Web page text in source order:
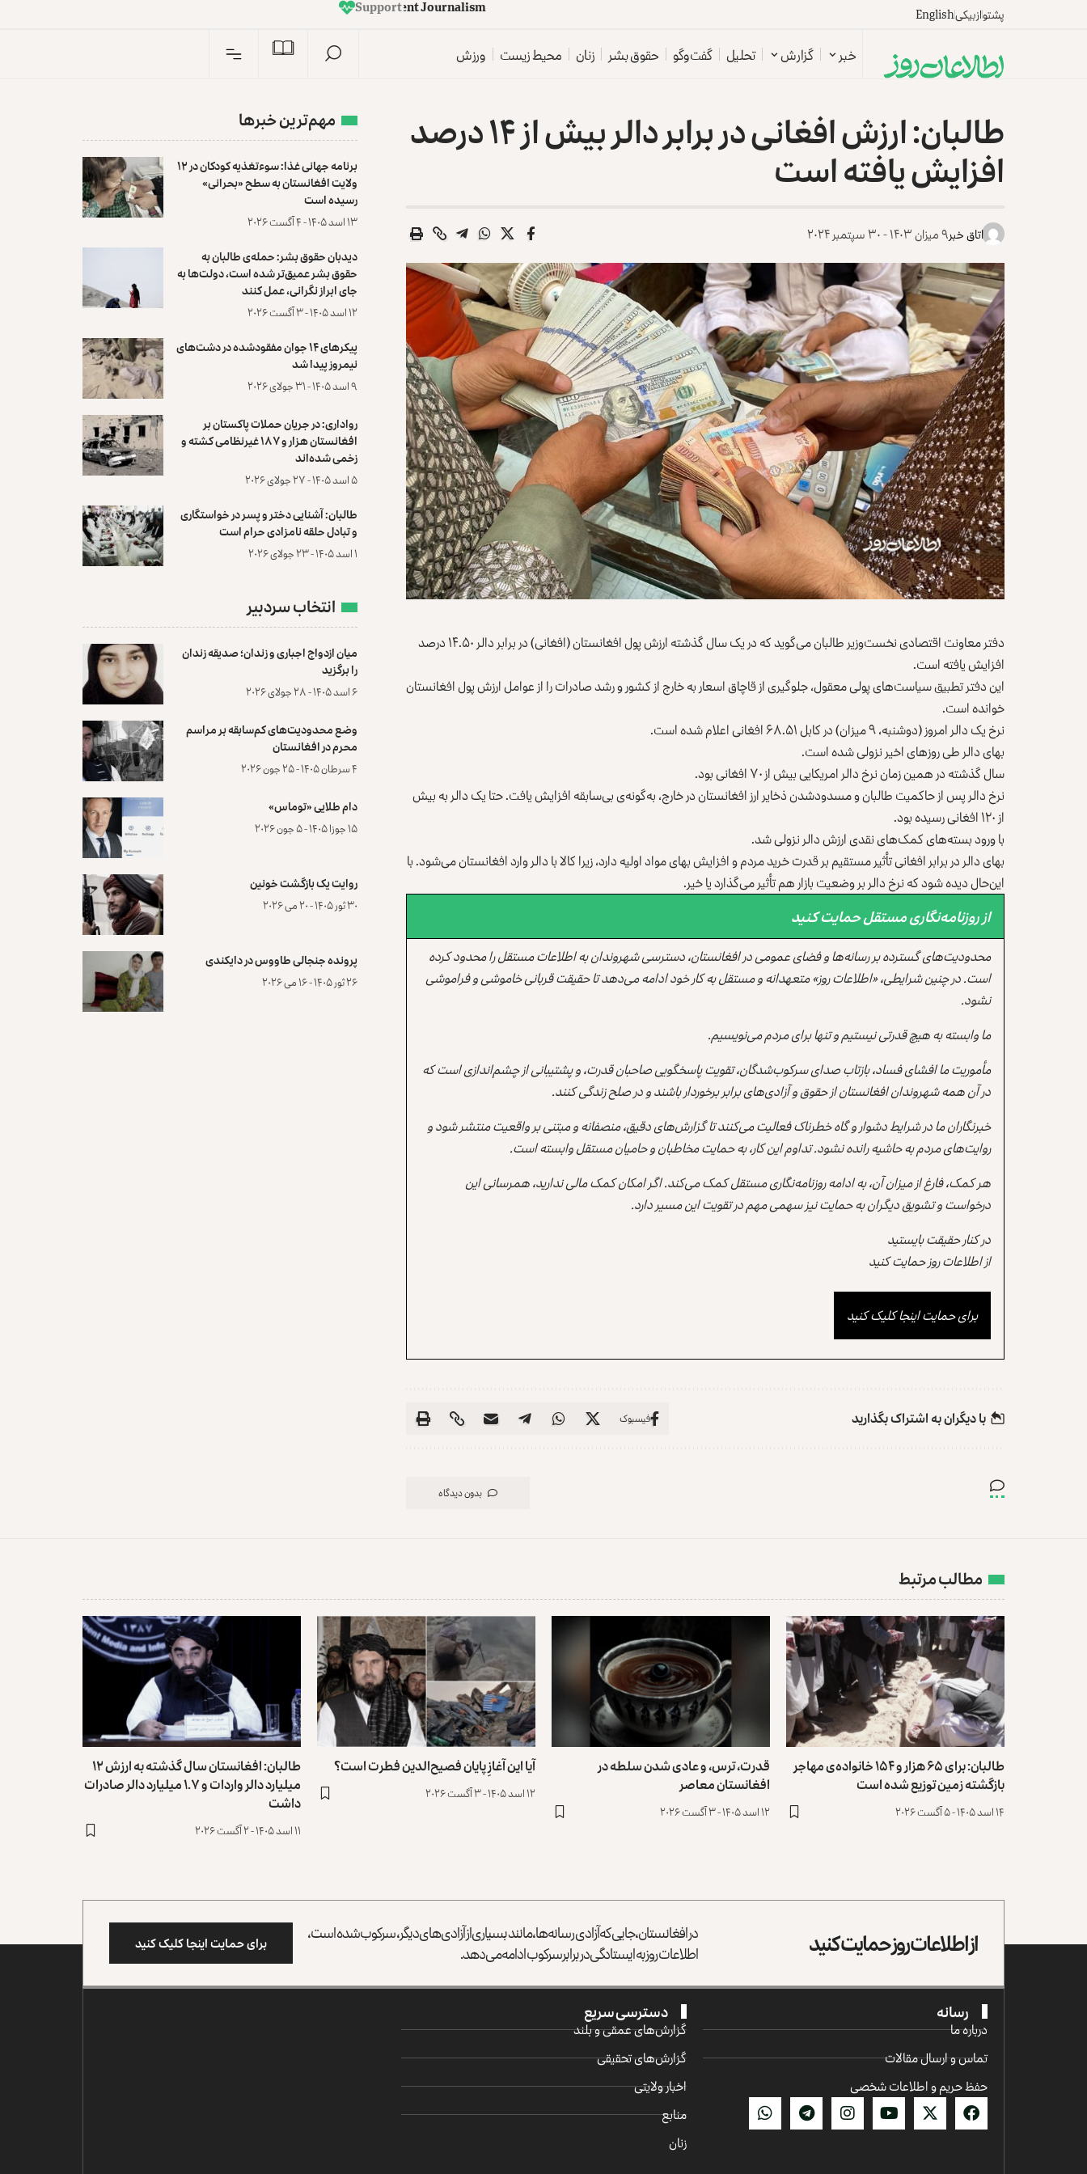
پشتوازبیکیEnglish
m
s
i
l
a
n
r
u
o
J
t
n
e
d
n
e
p
e
d
n
ISupport
خبر گزارش تحلیل گفت‌وگو حقوق بشر زنان محیط زیست ورزش
طالبان: ارزش افغانی در برابر دالر بیش از ۱۴ درصد
افزایش یافته است
اتاق خبر۹ میزان ۱۴۰۳ - ۳۰ سپتمبر ۲۰۲۴
دفتر معاونت اقتصادی نخست‌وزیر طالبان می‌گوید که در یک سال گذشته ارزش پول افغانستان (افغانی) در برابر دالر ۱۴.۵۰ درصد
افزایش یافته است.
این دفتر تطبیق سیاست‌های پولی معقول، جلوگیری از قاچاق اسعار به خارج از کشور و رشد صادرات را از عوامل ارزش پول افغانستان
خوانده است.
نرخ یک دالر امروز (دوشنبه، ۹ میزان) در کابل ۶۸.۵۱ افغانی اعلام شده است.
بهای دالر طی روزهای اخیر نزولی شده است.
سال گذشته در همین زمان نرخ دالر امریکایی بیش از ۷۰ افغانی بود.
نرخ دالر پس از حاکمیت طالبان و مسدودشدن ذخایر ارز افغانستان در خارج، به‌گونه‌ی بی‌سابقه افزایش یافت. حتا یک دالر به بیش
از ۱۲۰ افغانی رسیده بود.
با ورود بسته‌های کمک‌های نقدی ارزش دالر نزولی شد.
بهای دالر در برابر افغانی تأثیر مستقیم بر قدرت خرید مردم و افزایش بهای مواد اولیه دارد، زیرا کالا با دالر وارد افغانستان می‌شود. با
این‌حال دیده شود که نرخ دالر بر وضعیت بازار هم تأثیر می‌گذارد یا خیر.
از روزنامه‌نگاری مستقل حمایت کنید
محدودیت‌های گسترده بر رسانه‌ها و فضای عمومی در افغانستان، دسترسی شهروندان به اطلاعات مستقل را محدود کرده
است. در چنین شرایطی، «اطلاعات روز» متعهدانه و مستقل به کار خود ادامه می‌دهد تا حقیقت قربانی خاموشی و فراموشی
نشود.
ما وابسته به هیچ قدرتی نیستیم و تنها برای مردم می‌نویسیم.
مأموریت ما افشای فساد، بازتاب صدای سرکوب‌شدگان، تقویت پاسخگویی صاحبان قدرت، و پشتیبانی از چشم‌اندازی است که
در آن همه شهروندان افغانستان از حقوق و آزادی‌های برابر برخوردار باشند و در صلح زندگی کنند.
خبرنگاران ما در شرایط دشوار و گاه خطرناک فعالیت می‌کنند تا گزارش‌های دقیق، منصفانه و مبتنی بر واقعیت منتشر شود و
روایت‌های مردم به حاشیه رانده نشود. تداوم این کار، به حمایت مخاطبان و حامیان مستقل وابسته است.
هر کمک، فارغ از میزان آن، به ادامه روزنامه‌نگاری مستقل کمک می‌کند. اگر امکان کمک مالی ندارید، همرسانی این
درخواست و تشویق دیگران به حمایت نیز سهمی مهم در تقویت این مسیر دارد.
در کنار حقیقت بایستید
از اطلاعات روز حمایت کنید
برای حمایت اینجا کلیک کنید
با دیگران به‌‌ اشتراک بگذارید فیسبوک
بدون دیدگاه
مهم‌ترین خبرها
برنامه جهانی غذا: سوءتغذیه کودکان در ۱۲
ولایت افغانستان به سطح «بحرانی»
رسیده است
۱۳ اسد ۱۴۰۵ - ۴ آگست ۲۰۲۶
دیدبان حقوق بشر: حمله‌ی طالبان به
حقوق بشر عمیق‌تر شده است، دولت‌ها به
جای ابراز نگرانی، عمل کنند
۱۲ اسد ۱۴۰۵ - ۳ آگست ۲۰۲۶
پیکرهای ۱۴ جوان مفقودشده در دشت‌های
نیمروز پیدا شد
۹ اسد ۱۴۰۵ - ۳۱ جولای ۲۰۲۶
رواداری: در جریان حملات پاکستان بر
افغانستان هزار و ۱۸۷ غیرنظامی کشته و
زخمی شده‌اند
۵ اسد ۱۴۰۵ - ۲۷ جولای ۲۰۲۶
طالبان: آشنایی دختر و پسر در خواستگاری
و تبادل حلقه نامزادی حرام است
۱ اسد ۱۴۰۵ - ۲۳ جولای ۲۰۲۶
انتخاب سردبیر
میان ازدواج اجباری و زندان؛ صدیقه زندان
را برگزید
۶ اسد ۱۴۰۵ - ۲۸ جولای ۲۰۲۶
وضع محدودیت‌های کم‌سابقه بر مراسم
محرم در افغانستان
۴ سرطان ۱۴۰۵ - ۲۵ جون ۲۰۲۶
دام طلایی «توماس»
۱۵ جوزا ۱۴۰۵ - ۵ جون ۲۰۲۶
روایت یک بازگشت خونین
۳۰ ثور ۱۴۰۵ - ۲۰ می ۲۰۲۶
پرونده‌ جنجالی طاووس در دایکندی
۲۶ ثور ۱۴۰۵ - ۱۶ می ۲۰۲۶
مطالب مرتبط
طالبان: برای ۶۵ هزار و ۱۵۴ خانواده‌ی مهاجر
بازگشته زمین توزیع ‏شده است
۱۴ اسد ۱۴۰۵ - ۵ آگست ۲۰۲۶
قدرت، ترس، و عادی ‌شدن سلطه در
افغانستان معاصر
۱۲ اسد ۱۴۰۵ - ۳ آگست ۲۰۲۶
آیا این آغازِ پایان فصیح‌الدین فطرت است؟
۱۲ اسد ۱۴۰۵ - ۳ آگست ۲۰۲۶
طالبان: افغانستان سال گذشته به ارزش ۱۲
میلیارد دالر واردات و ۱.۷ میلیارد دالر صادرات
داشت
۱۱ اسد ۱۴۰۵ - ۲ آگست ۲۰۲۶
از اطلاعات روز حمایت کنید در افغانستان، جایی که آزادی رسانه‌ها، مانند بسیاری از آزادی‌های دیگر، سرکوب شده است،
اطلاعات روز به ایستادگی در برابر سرکوب ادامه می‌دهد. برای حمایت اینجا کلیک کنید
رسانه
درباره ما
تماس و ارسال مقالات
حفظ حریم و اطلاعات شخصی
دسترسی سریع
گزارش‌‌های عمقی و بلند
گزارش‌های تحقیقی
اخبار ولایتی
منابع
زنان